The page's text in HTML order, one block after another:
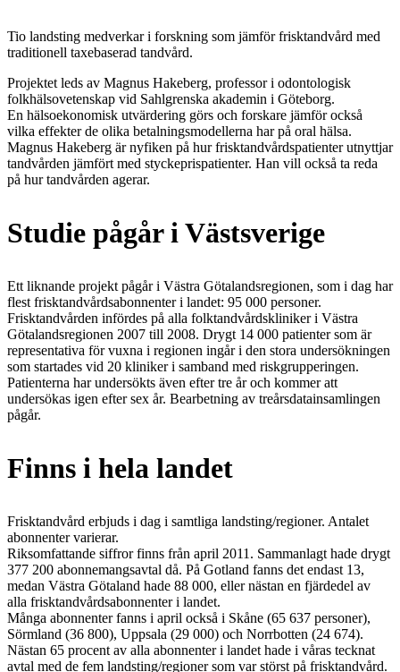
Tio landsting medverkar i forskning som jämför frisktandvård med
traditionell taxebaserad tandvård.
Projektet leds av Magnus Hakeberg, professor i odontologisk
folkhälsovetenskap vid Sahlgrenska akademin i Göteborg.
En hälsoekonomisk utvärdering görs och forskare jämför också
vilka effekter de olika betalningsmodellerna har på oral hälsa.
Magnus Hakeberg är nyfiken på hur frisktandvårdspatienter utnyttjar
tandvården jämfört med styckeprispatienter. Han vill också ta reda
på hur tandvården agerar.
Studie pågår i Västsverige
Ett liknande projekt pågår i Västra Götalandsregionen, som i dag har
flest frisktandvårdsabonnenter i landet: 95 000 personer.
Frisktandvården infördes på alla folktandvårdskliniker i Västra
Götalandsregionen 2007 till 2008. Drygt 14 000 patienter som är
representativa för vuxna i regionen ingår i den stora undersökningen
som startades vid 20 kliniker i samband med riskgrupperingen.
Patienterna har undersökts även efter tre år och kommer att
undersökas igen efter sex år. Bearbetning av treårsdatainsamlingen
pågår.
Finns i hela landet
Frisktandvård erbjuds i dag i samtliga landsting/regioner. Antalet
abonnenter varierar.
Riksomfattande siffror finns från april 2011. Sammanlagt hade drygt
377 200 abonnemangsavtal då. På Gotland fanns det endast 13,
medan Västra Götaland hade 88 000, eller nästan en fjärdedel av
alla frisktandvårdsabonnenter i landet.
Många abonnenter fanns i april också i Skåne (65 637 personer),
Sörmland (36 800), Uppsala (29 000) och Norrbotten (24 674).
Nästan 65 procent av alla abonnenter i landet hade i våras tecknat
avtal med de fem landsting/regioner som var störst på frisktandvård.